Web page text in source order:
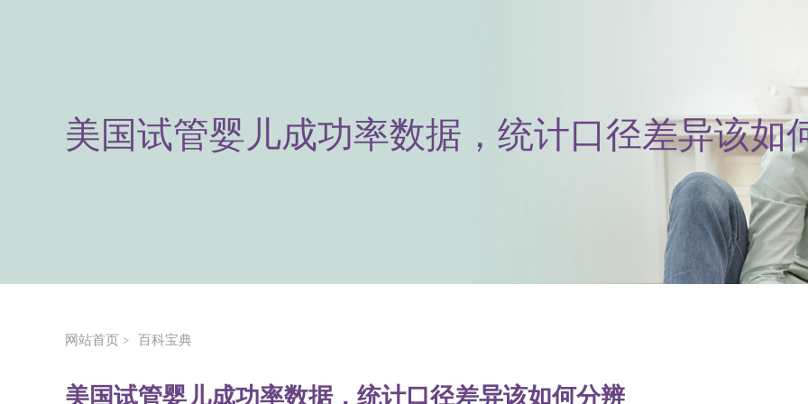
美国试管婴儿成功率数据，统计口径差异该如
网站首页 > 百科宝典
美国试管婴儿成功率数据，统计口径差异该如何分辨